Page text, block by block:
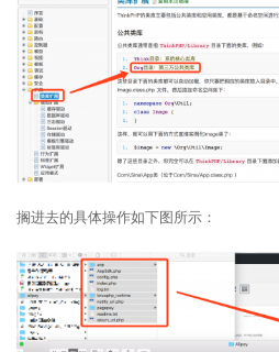
搁进去的具体操作如下图所示：